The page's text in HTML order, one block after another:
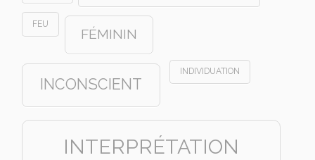
FEU
FÉMININ
INCONSCIENT
INDIVIDUATION
INTERPRÉTATION